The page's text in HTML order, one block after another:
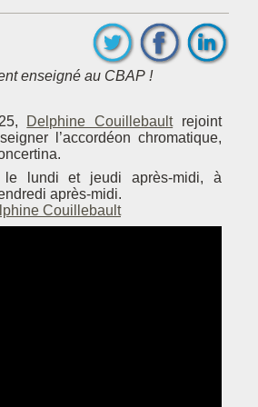
enseigné au CBAP !
Delphine Couillebaultrejoint
l’accordéon chromatique,
lundi et jeudi après-midi, à
après-midi.
Couillebault